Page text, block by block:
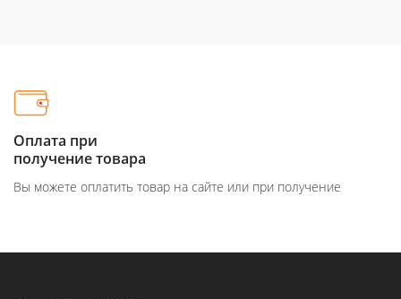
Оплата при
получение товара
Вы можете оплатить товар на сайте или при получение